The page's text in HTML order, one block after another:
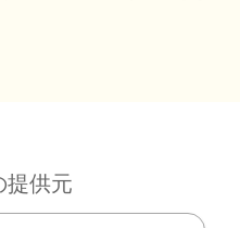
提供元